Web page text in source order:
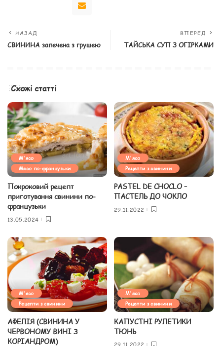
НАЗАД
СВИНИНА запечена з грушею
ВПЕРЕД
ТАЙСЬКА СУП З ОГІРКАМИ
Схожі статті
М'ясо
Мясо по-французьки
Покроковий рецепт
приготування свинини по-
французьки
13.05.2024
М'ясо
Рецепти з свинини
PASTEL DE CHOCLO –
ПАСТЕЛЬ ДО ЧОКЛО
29.11.2022
М'ясо
Рецепти з свинини
АФЕЛІЯ (СВИНИНА У
ЧЕРВОНОМУ ВИНІ З
КОРІАНДРОМ)
М'ясо
Рецепти з свинини
КАПУСТНІ РУЛЕТИКИ
ТЮНЬ
29.11.2022